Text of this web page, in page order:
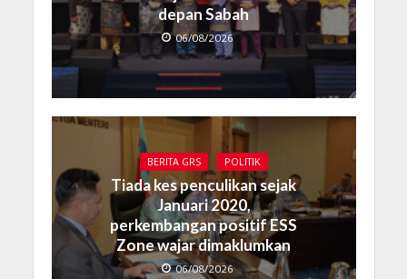
depan Sabah
06/08/2026
BERITA GRS POLITIK
Tiada kes penculikan sejak
Januari 2020,
perkembangan positif ESS
Zone wajar dimaklumkan
06/08/2026